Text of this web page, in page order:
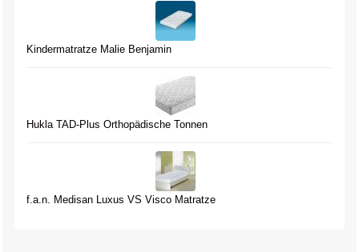
Kindermatratze Malie Benjamin
Hukla TAD-Plus Orthopädische Tonnen
f.a.n. Medisan Luxus VS Visco Matratze